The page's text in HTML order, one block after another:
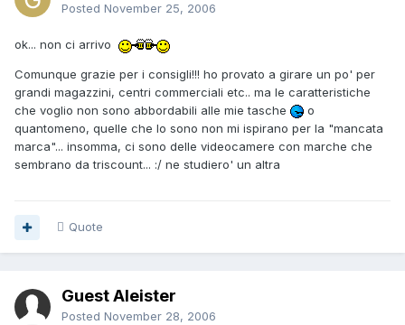
Posted November 25, 2006
ok... non ci arrivo
Comunque grazie per i consigli!!! ho provato a girare un po' per
grandi magazzini, centri commerciali etc.. ma le caratteristiche
che voglio non sono abbordabili alle mie tasche
o
quantomeno, quelle che lo sono non mi ispirano per la "mancata
marca"... insomma, ci sono delle videocamere con marche che
sembrano da triscount... :/ ne studiero' un altra
Quote
Guest Aleister
Posted November 28, 2006